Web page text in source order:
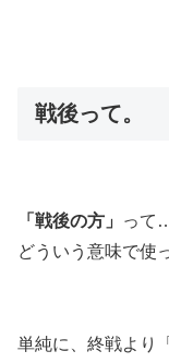
戦後って。
「戦後の方」
って
どういう意味で使
単純に、終戦より